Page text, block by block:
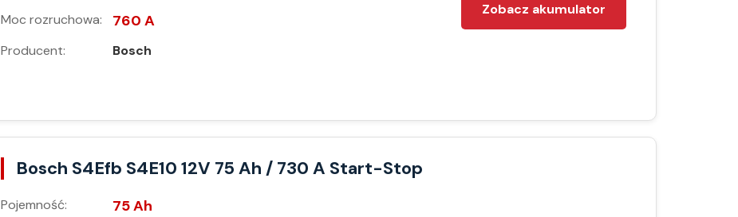
Moc rozruchowa: 760 A
Producent: Bosch
Zobacz akumulator
Bosch S4Efb S4E10 12V 75 Ah / 730 A Start-Stop
Pojemność: 75 Ah